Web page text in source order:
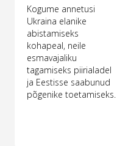
Kogume annetusi
Ukraina elanike
abistamiseks
kohapeal, neile
esmavajaliku
tagamiseks piirialadel
ja Eestisse saabunud
põgenike toetamiseks.